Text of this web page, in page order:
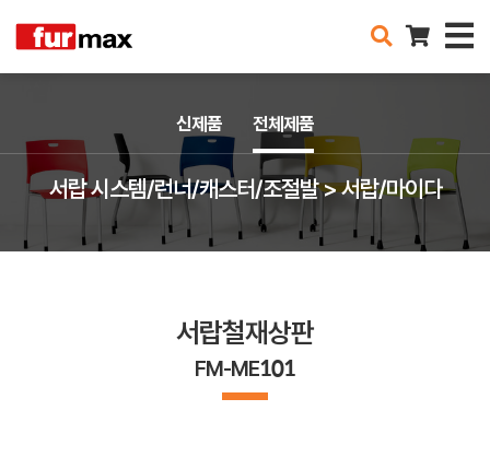
서랍 시스템/런너/캐스터/조절발 > 서랍/마이다
신제품 전체제품
서랍철재상판
FM-ME101